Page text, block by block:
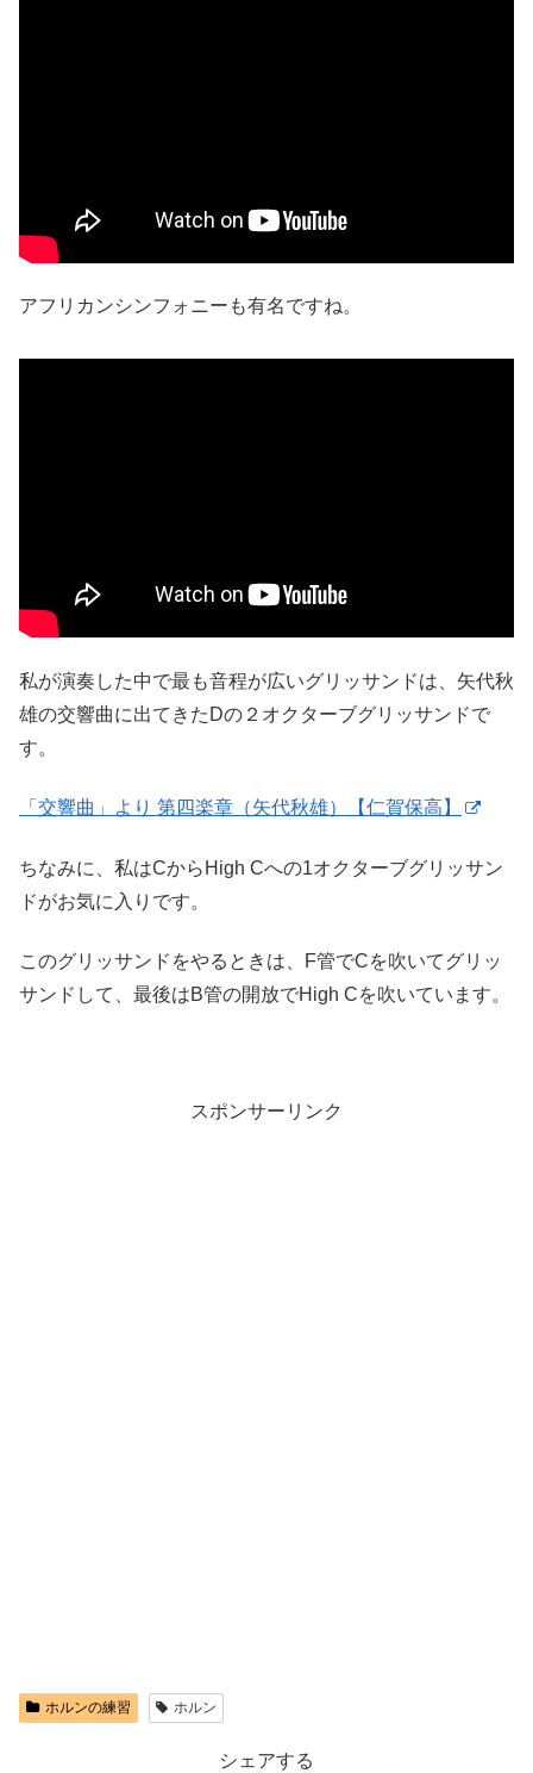
アフリカンシンフォニーも有名ですね。
私が演奏した中で最も音程が広いグリッサンドは、矢代秋
雄の交響曲に出てきたDの２オクターブグリッサンドで
す。
「交響曲」より 第四楽章（矢代秋雄）【仁賀保高】
ちなみに、私はCからHigh Cへの1オクターブグリッサン
ドがお気に入りです。
このグリッサンドをやるときは、F管でCを吹いてグリッ
サンドして、最後はB管の開放でHigh Cを吹いています。
スポンサーリンク
ホルンの練習 ホルン
シェアする